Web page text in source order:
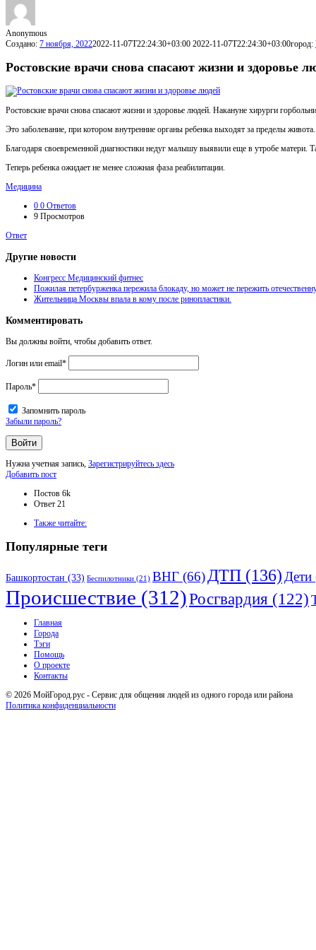
Anonymous
Создано: 7 ноября, 20222022-11-07T22:24:30+03:00 2022-11-07T22:24:30+03:00город:
Ростовские врачи снова спасают жизни и здоровье
Ростовские врачи снова спасают жизни и здоровье людей. Накануне хирурги
Это заболевание, при котором внутренние органы ребенка выходят за пределы живота.
Благодаря своевременной диагностики недуг малышу выявили еще в утробе матери.
Теперь ребенка ожидает не менее сложная фаза реабилитации.
Медицина
0 0 Ответов
9 Просмотров
Ответ
Другие новости
Конгресс Медицинский фитнес
Пожилая петербурженка пережила блокаду, но может не пережить
Жительница Москвы впала в кому после ринопластики.
Комментировать
Вы должны войти, чтобы добавить ответ.
Логин или email*
Пароль*
Запомнить пароль
Забыли пароль?
Нужна учетная запись, Зарегистрируйтесь здесь
Боковая
Добавить пост
Статистика
Постов 6k
Ответ 21
Также читайте:
Популярные теги
Башкортостан (33) Беспилотники (21) ВНГ (66) ДТП (136) Дети
Происшествие (312)Росгвардия (122)
Исследовать
Главная
Города
Тэги
Помощь
О проекте
Контакты
© 2026 МойГород.рус - Cервис для общения людей из одного города или района
Политика конфиденциальности